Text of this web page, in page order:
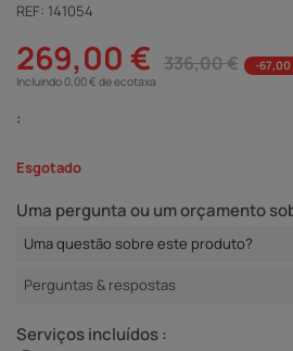
REF: 141054
269,00 € 336,00 €
-67,00
Incluindo 0,00 € de ecotaxa
:
Esgotado
Uma pergunta ou um orçamento
Uma questão sobre este produto?
Perguntas & respostas
Serviços incluídos :